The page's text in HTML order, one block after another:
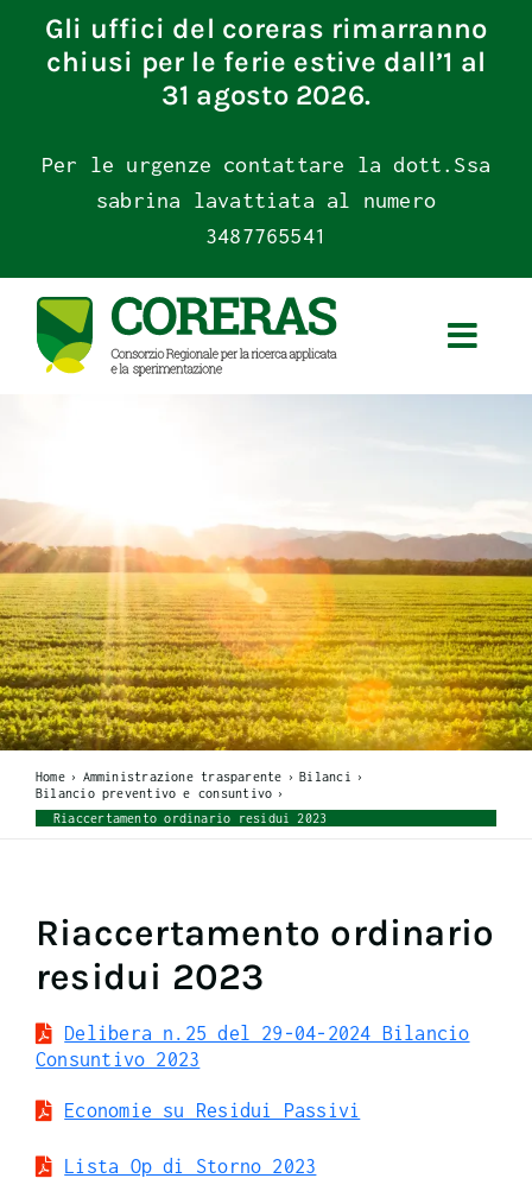
content
Gli uffici del coreras rimarranno
chiusi per le ferie estive dall’1 al
31 agosto 2026.
Per le urgenze contattare la dott.Ssa
sabrina lavattiata al numero
3487765541
Home Amministrazione trasparente
Bilanci
Bilancio preventivo e consuntivo
Riaccertamento ordinario residui 2023
Riaccertamento ordinario
residui 2023
Delibera n.25 del 29-04-2024 Bilancio
Consuntivo 2023
Economie su Residui Passivi
Lista Op di Storno 2023